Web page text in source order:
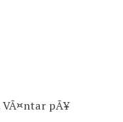
VÃ¤ntar pÃ¥